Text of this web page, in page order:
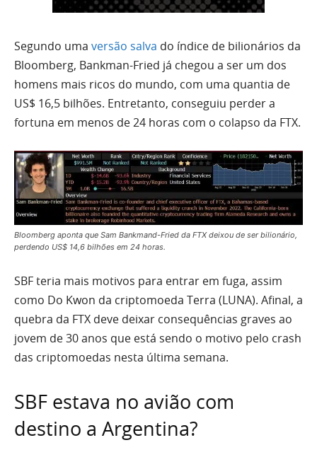
Segundo uma versão salva do índice de bilionários da
Bloomberg, Bankman-Fried já chegou a ser um dos
homens mais ricos do mundo, com uma quantia de
US$ 16,5 bilhões. Entretanto, conseguiu perder a
fortuna em menos de 24 horas com o colapso da FTX.
Bloomberg aponta que Sam Bankmand-Fried da FTX deixou de ser bilionário,
perdendo US$ 14,6 bilhões em 24 horas.
SBF teria mais motivos para entrar em fuga, assim
como Do Kwon da criptomoeda Terra (LUNA). Afinal, a
quebra da FTX deve deixar consequências graves ao
jovem de 30 anos que está sendo o motivo pelo crash
das criptomoedas nesta última semana.
SBF estava no avião com
destino a Argentina?